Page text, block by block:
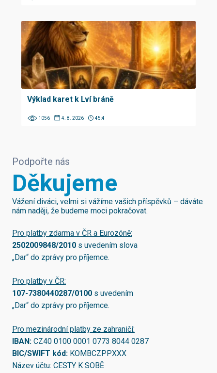
Výklad karet k Lví bráně
1056 4. 8. 2026 45:4
Podpořte nás
Děkujeme
Vážení diváci, velmi si vážíme vašich příspěvků – dáváte
nám naději, že budeme moci pokračovat.
Pro platby zdarma v ČR a Eurozóně:
2502009848/2010 s uvedením slova
„Dar“ do zprávy pro příjemce.
Pro platby v ČR:
107-7380440287/0100 s uvedením
„Dar“ do zprávy pro příjemce.
Pro mezinárodní platby ze zahraničí:
IBAN: CZ40 0100 0001 0773 8044 0287
BIC/SWIFT kód: KOMBCZPPXXX
Název účtu: CESTY K SOBĚ